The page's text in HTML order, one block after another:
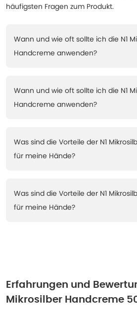
häufigsten Fragen zum Produkt.
Wann und wie oft sollte ich die N1
Handcreme anwenden?
Wann und wie oft sollte ich die N1
Handcreme anwenden?
Was sind die Vorteile der N1
für meine Hände?
Was sind die Vorteile der N1
für meine Hände?
Erfahrungen und
Mikrosilber Handcreme